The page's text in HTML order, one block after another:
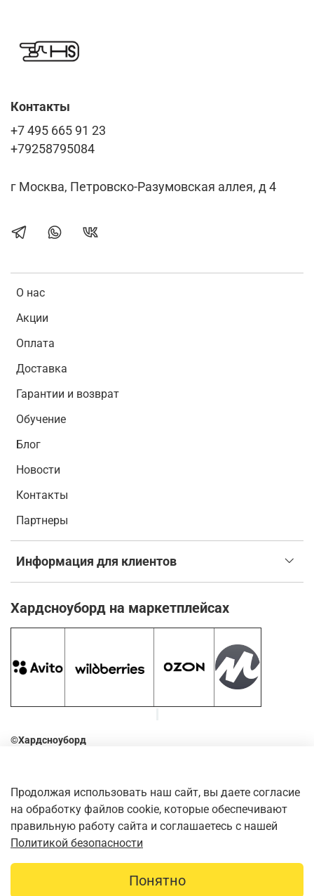
О нас
Акции
Оплата
Доставка
Гарантии и возврат
Обучение
Блог
Новости
Контакты
Партнеры
Информация для клиентов
Контакты
+7 495 665 91 23
+79258795084
г Москва, Петровско-Разумовская аллея, д 4
Хардсноуборд на маркетплейсах
©Хардсноуборд
Оставьте отзыв о нашем магазине. Для этого наведите
камеру телефона на QR-код
Продолжая использовать наш сайт, вы даете согласие
на обработку файлов cookie, которые обеспечивают
правильную работу сайта и соглашаетесь с нашей
Политикой безопасности
Понятно